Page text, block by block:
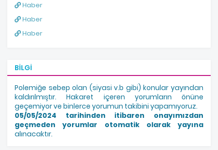
Haber
Haber
Haber
BILGI
Polemiğe sebep olan (siyasi v.b gibi) konular yayından
kaldırılmıştır. Hakaret içeren yorumların önüne
geçemiyor ve binlerce yorumun takibini yapamıyoruz.
05/05/2024 tarihinden itibaren onayımızdan
geçmeden yorumlar otomatik olarak yayına
alınacaktır.